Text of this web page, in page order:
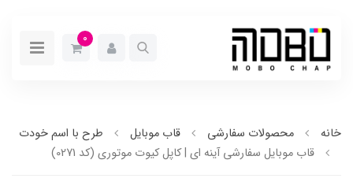
0
خانه محصولات سفارشی قاب موبایل
طرح با اسم خودت
قاب موبایل سفارشی آینه ای | کاپل کیوت موتوری (کد 0271)